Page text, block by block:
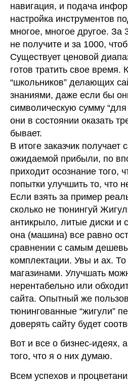
навигация, и подача
настройка инструментов
многое, многое другое. За
не получите и за 1000,
Существует ценовой
готов тратить свое время.
“школьников” делающих
знаниями, даже если бы
символическую сумму “для
они в состоянии оказать
бывает.
В итоге заказчик получает
ожидаемой прибыли, по
приходит осознание того,
попытки улучшить то, что
Если взять за пример
сколько не тюнингуй
антикрыло, литые диски и
она (машина) все равно
сравнении с самым
комплектации. Увы и ах.
магазинами. Улучшать
нерентабельно или
сайта. Опытный же
тюнингованные “жигули”
доверять сайту будет
Вот и все о бизнес-идеях,
того, что я о них думаю.
Всем успехов и